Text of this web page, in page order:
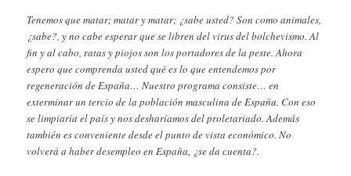
Tenemos que matar; matar y matar; ¿sabe usted? Son como animales,
¿sabe?, y no cabe esperar que se libren del virus del bolchevismo. Al
fin y al cabo, ratas y piojos son los portadores de la peste. Ahora
espero que comprenda usted qué es lo que entendemos por
regeneración de España… Nuestro programa consiste… en
exterminar un tercio de la población masculina de España. Con eso
se limpiaría el país y nos desharíamos del proletariado. Además
también es conveniente desde el punto de vista económico. No
volverá a haber desempleo en España, ¿se da cuenta?.